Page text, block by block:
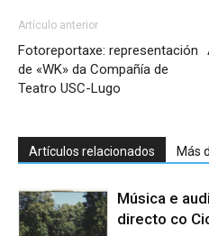
Artículo anterior
Fotoreportaxe: representación
de «WK» da Compañía de
Teatro USC-Lugo
Artículos relacionados Más
Música e
directo co